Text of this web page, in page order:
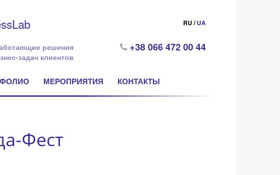
решения
задач клиентов
RU /UA
+38 066 472 00 44
МЕРОПРИЯТИЯ КОНТАКТЫ
Фест